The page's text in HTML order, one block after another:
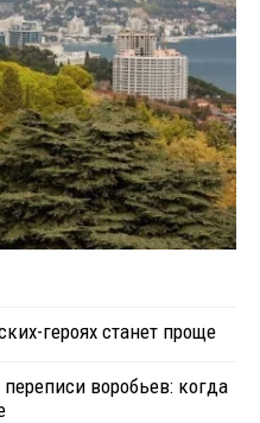
героях станет проще
воробьев: когда